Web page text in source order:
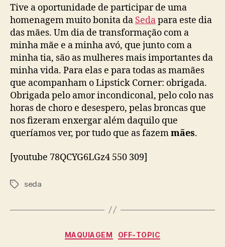
Mães
Tive a oportunidade de participar de uma
homenagem muito bonita da Sedapara este dia
das mães. Um dia de transformação com a
minha mãe e a minha avó, que junto com a
minha tia, são as mulheres mais importantes da
minha vida. Para elas e para todas as mamães
que acompanham o Lipstick Corner: obrigada.
Obrigada pelo amor incondiconal, pelo colo nas
horas de choro e desespero, pelas broncas que
nos fizeram enxergar além daquilo que
queríamos ver, por tudo que as fazemmães.
[youtube 78QCYG6LGz4 550 309]
Tagsseda
Categorias
MAQUIAGEM OFF-TOPIC